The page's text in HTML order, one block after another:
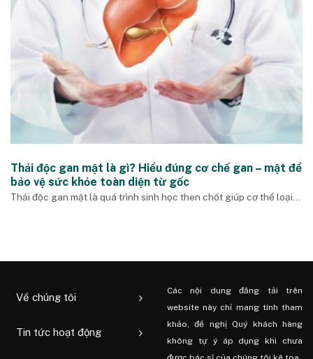
Thải độc gan mật là gì? Hiểu đúng cơ chế gan – mật để
bảo vệ sức khỏe toàn diện từ gốc
Thải độc gan mật là quá trình sinh học then chốt giúp cơ thể loại...
Về chúng tôi
Tin tức hoạt động
Các nội dung đăng tải trên
website này chỉ mang tính tham
khảo, đề nghị Quý khách hàng
không tự ý áp dụng khi chưa